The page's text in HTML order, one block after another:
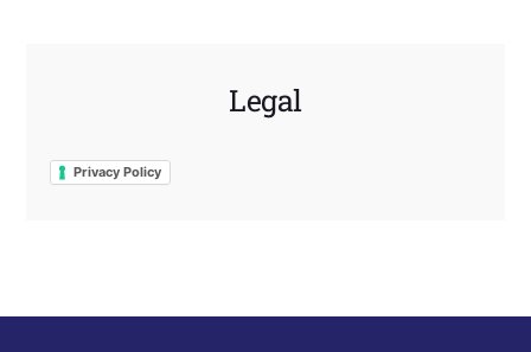
Legal
Privacy Policy